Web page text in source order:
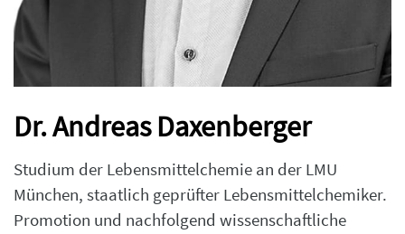
Dr. Andreas Daxenberger
Studium der Lebensmittelchemie an der LMU
München, staatlich geprüfter Lebensmittelchemiker.
Promotion und nachfolgend wissenschaftliche